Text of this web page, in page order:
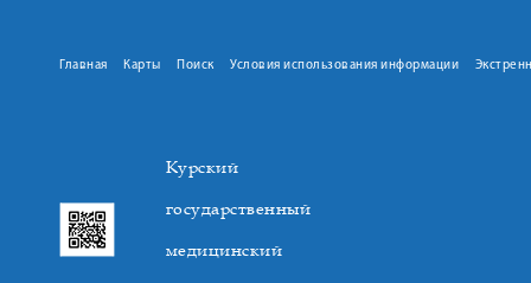
Главная Карты Поиск Условия использования информации
Курский
государственный
медицинский